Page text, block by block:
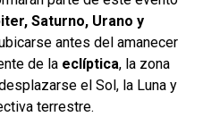
Saturno, Urano y
antes del amanecer
de la eclíptica, la zona
el Sol, la Luna y
terrestre.